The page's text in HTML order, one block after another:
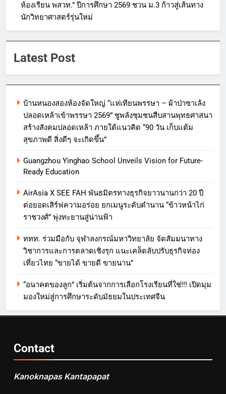
ห้องเรียน พสวท.” ปีการศึกษา 2569 ชวน ม.3 ก้าวสู่เส้นทาง
นักวิทยาศาสตร์รุ่นใหม่
Latest Post
บ้านหนองสองห้องจัดใหญ่ “แห่เทียนพรรษา – ผ้าป่าซาเล้ง
ปลอดเหล้าเข้าพรรษา 2569” ชูพลังชุมชนสืบสานพุทธศาสนา
สร้างสังคมปลอดเหล้า ภายใต้แนวคิด “90 วัน เก็บแต้ม
สุขภาพดี สิ่งดีๆ จะเกิดขึ้น”
Guangzhou Yinghao School Unveils Vision for Future-
Ready Education
AirAsia X SEE FAH พันธมิตรทางธุรกิจยาวนานกว่า 20 ปี
ต่อยอดเสิร์ฟความอร่อย ยกเมนูระดับตำนาน “ข้าวหน้าไก่
ราชวงศ์” พุ่งทะยานสู่น่านฟ้า
ททท. ร่วมมือกับ จุฬาลงกรณ์มหาวิทยาลัย จัดสัมมนาทาง
วิชาการและการตลาดเชิงรุก แนะเคล็ดลับปรับธุรกิจท่อง
เที่ยวไทย “ขายได้ ขายดี ขายนาน”
“อนาคตของลูก” เริ่มต้นจากการเลือกโรงเรียนที่ใช่!!! เปิดมุม
มองใหม่สู่การศึกษาระดับมัธยมในประเทศจีน
Contact
Kanoknapas Kantapapat